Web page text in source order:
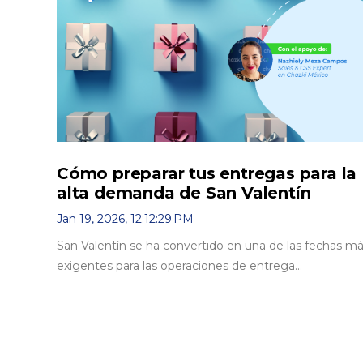
Cómo preparar tus entregas para la
alta demanda de San Valentín
Jan 19, 2026, 12:12:29 PM
San Valentín se ha convertido en una de las fechas
exigentes para las operaciones de entrega...